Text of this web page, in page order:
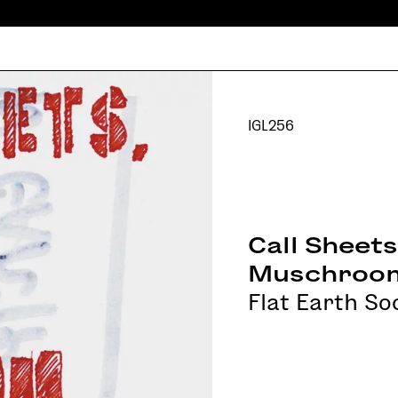
IGL256
Call
Flat Earth